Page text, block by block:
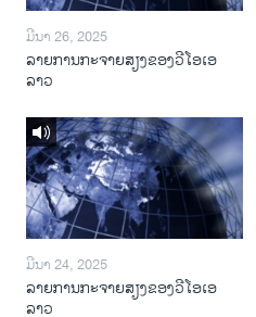
ມີນາ 26, 2025
ລາຍການກະຈາຍສຽງຂອງວີໂອເອ
ລາວ
ມີນາ 24, 2025
ລາຍການກະຈາຍສຽງຂອງວີໂອເອ
ລາວ